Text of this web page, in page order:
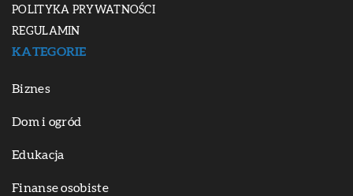
POLITYKA PRYWATNOŚCI
REGULAMIN
KATEGORIE
Biznes
Dom i ogród
Edukacja
Finanse osobiste